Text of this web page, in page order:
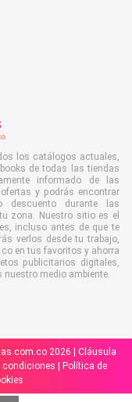
los catálogos actuales,
de todas las tiendas
informado de las
y podrás encontrar
descuento durante las
zona. Nuestro sitio es el
incluso antes de que te
verlos desde tu trabajo,
en tus favoritos y ahorra
publicitarios digitales,
medio ambiente.
2026 | Cláusula
condiciones | Política de